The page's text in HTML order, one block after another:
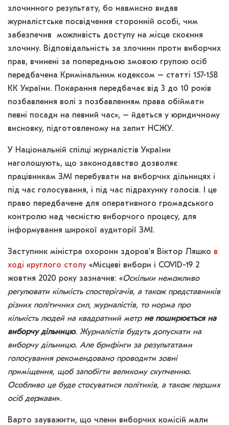
злочинного результату, бо навмисно видав
журналістське посвідчення сторонній особі, чим
забезпечив можливість доступу на місце скоєння
злочину. Відповідальність за злочини проти виборчих
прав, вчинені за попередньою змовою групою осіб
передбачена Кримінальним кодексом – статті 157-158
КК України. Покарання передбачає від 3 до 10 років
позбавлення волі з позбавленням права обіймати
певні посади на певний час», – йдеться у юридичному
висновку, підготовленому на запит НСЖУ.
У Національній спілці журналістів України
наголошують, що законодавство дозволяє
працівникам ЗМІ перебувати на виборчих дільницях і
під час голосування, і під час підрахунку голосів. І це
право передбачене для оперативного громадського
контролю над чесністю виборчого процесу, для
інформування широкої аудиторії ЗМІ.
Заступник міністра охорони здоров’я Віктор Ляшко в
ході круглого столу «Місцеві вибори і COVID-19 2
жовтня 2020 року зазначив: «Оскільки неможливо
регулювати кількість спостерігачів, а також представників
різних політичних сил, журналістів, то норма про
кількість людей на квадратний метр не поширюється на
виборчу дільницю. Журналістів будуть допускати на
виборчу дільницю. Але брифінги за результатами
голосування рекомендовано проводити зовні
приміщення, щоб запобігти великому скупченню.
Особливо це буде стосуватися політиків, а також перших
осіб держави».
Варто зауважити, що члени виборчих комісій мали